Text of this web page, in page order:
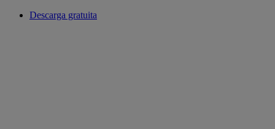
Descarga gratuita